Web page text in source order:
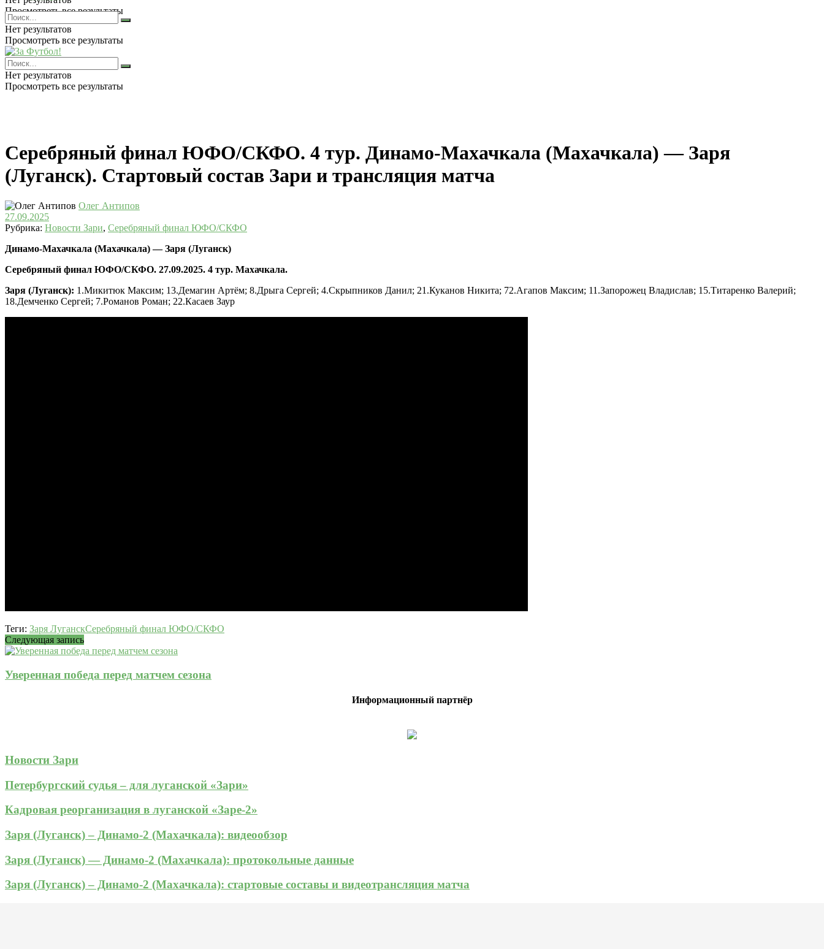
Просмотреть все результаты
Нет результатов
Просмотреть все результаты
Нет результатов
Просмотреть все результаты
Серебряный финал ЮФО/СКФО. 4 тур. Динамо-Махачкала (Махачкала) — Заря
(Луганск). Стартовый состав Зари и трансляция матча
Олег Антипов
27.09.2025
Рубрика: Новости Зари, Серебряный финал ЮФО/СКФО
Динамо-Махачкала (Махачкала) — Заря (Луганск)
Серебряный финал ЮФО/СКФО. 27.09.2025. 4 тур. Махачкала.
Заря (Луганск): 1.Микитюк Максим; 13.Демагин Артём; 8.Дрыга Сергей; 4.Скрыпников Данил; 21.Куканов Никита; 72.Агапов Максим; 11.Запорожец Владислав; 15.Титаренко Валерий;
18.Демченко Сергей; 7.Романов Роман; 22.Касаев Заур
Теги: Заря ЛуганскСеребряный финал ЮФО/СКФО
Следующая запись
Уверенная победа перед матчем сезона
Информационный партнёр
Новости Зари
Петербургский судья – для луганской «Зари»
Кадровая реорганизация в луганской «Заре-2»
Заря (Луганск) – Динамо-2 (Махачкала): видеообзор
Заря (Луганск) — Динамо-2 (Махачкала): протокольные данные
Заря (Луганск) – Динамо-2 (Махачкала): стартовые составы и видеотрансляция матча